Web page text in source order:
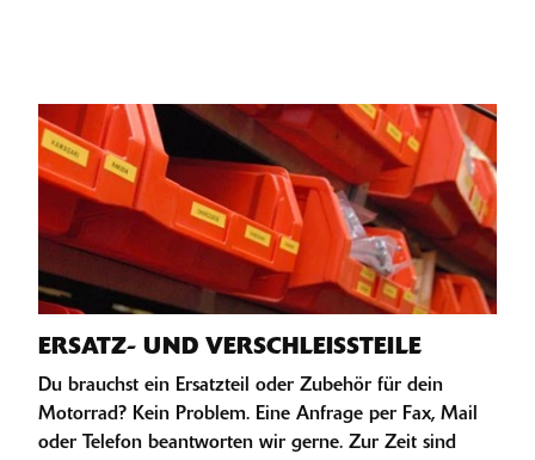
ERSATZ- UND VERSCHLEISSTEILE
Du brauchst ein Ersatzteil oder Zubehör für dein
Motorrad? Kein Problem. Eine Anfrage per Fax, Mail
oder Telefon beantworten wir gerne. Zur Zeit sind